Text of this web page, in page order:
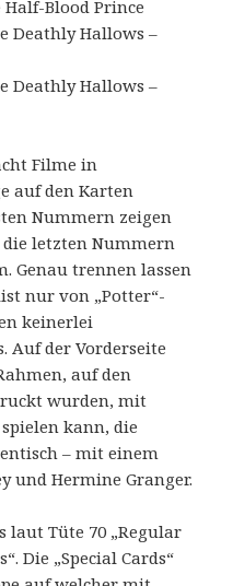
Half-Blood Prince
Deathly Hallows –
Deathly Hallows –
Filme in
auf den Karten
Nummern zeigen
letzten Nummern
Genau trennen lassen
nur von „Potter“-
keinerlei
Auf der Vorderseite
auf den
wurden, mit
kann, die
– mit einem
und Hermine Granger.
laut Tüte 70 „Regular
Die „Special Cards“